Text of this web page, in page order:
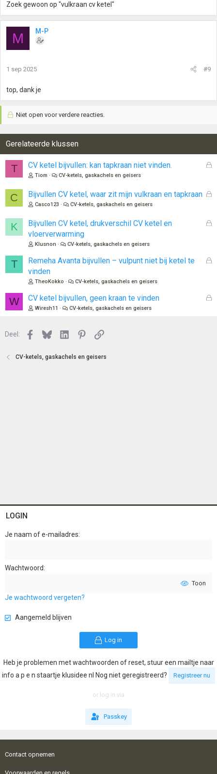
Zoek gewoon op "vulkraan cv ketel"
M M-P
1 sep 2025 #9
top, dank je
Niet open voor verdere reacties.
Gerelateerde klussen
T
G
l
n
CV ketel bijvullen: kan tapkraan niet vinden.
Tiom CV-ketels, gaskachels en geisers
C
G
l
Bijvullen CV ketel, waar zit mijn vulkraan en tapkraan
Casco123 CV-ketels, gaskachels en geisers
K
G
o
Bijvullen CV ketel, drukverschil CV ketel en
vloerverwarming
Klusnon CV-ketels, gaskachels en geisers
T
G
o
Remeha Avanta bijvullen – vulpunt niet bij ketel te
vinden
TheoKokko CV-ketels, gaskachels en geisers
W
G
CV ketel bijvullen, geen kraan te vinden
Wiresh11 CV-ketels, gaskachels en geisers
Deel: Facebook
BlueskyLinkedInPinterest
Link
CV-ketels, gaskachels en geisers
LOGIN
Je naam of e-mailadres
Wachtwoord
Toon
Je wachtwoord vergeten?
Aangemeld blijven
Log in
Heb je problemen met wachtwoorden of reset, stuur een mailtje naar
info a p e n staartje klusidee nl Nog niet geregistreerd?
Registreer nu
or log in via
Passkey
Contact opnemen